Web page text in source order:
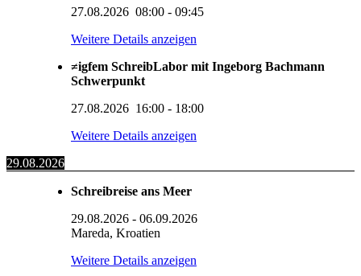
27.08.2026 08:00 - 09:45
Weitere Details anzeigen
≠igfem SchreibLabor mit Ingeborg Bachmann
Schwerpunkt
27.08.2026 16:00 - 18:00
Weitere Details anzeigen
29.08.2026
Schreibreise ans Meer
29.08.2026 - 06.09.2026
Mareda, Kroatien
Weitere Details anzeigen